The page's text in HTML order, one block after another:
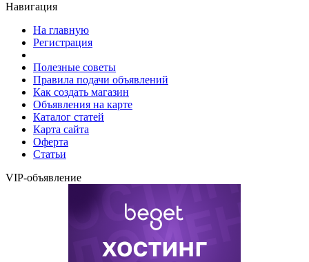
Навигация
На главную
Регистрация
Полезные советы
Правила подачи объявлений
Как создать магазин
Объявления на карте
Каталог статей
Карта сайта
Оферта
Статьи
VIP-объявление